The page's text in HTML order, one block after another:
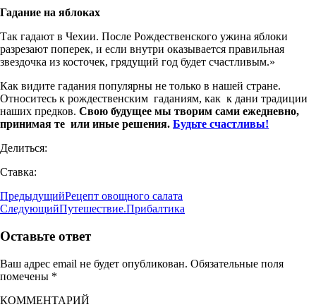
Гадание на яблоках
Так гадают в Чехии. После Рождественского ужина яблоки
разрезают поперек, и если внутри оказывается правильная
звездочка из косточек, грядущий год будет счастливым.»
Как видите гадания популярны не только в нашей стране.
Относитесь к рождественским гаданиям, как к дани традиции
наших предков. Свою будущее мы творим сами ежедневно,
принимая те или иные решения. Будьте счастливы!
Делиться:
Ставка:
ПредыдущийРецепт овощного салата
СледующийПутешествие.Прибалтика
Оставьте ответ
Ваш адрес email не будет опубликован. Обязательные поля
помечены *
КОММЕНТАРИЙ